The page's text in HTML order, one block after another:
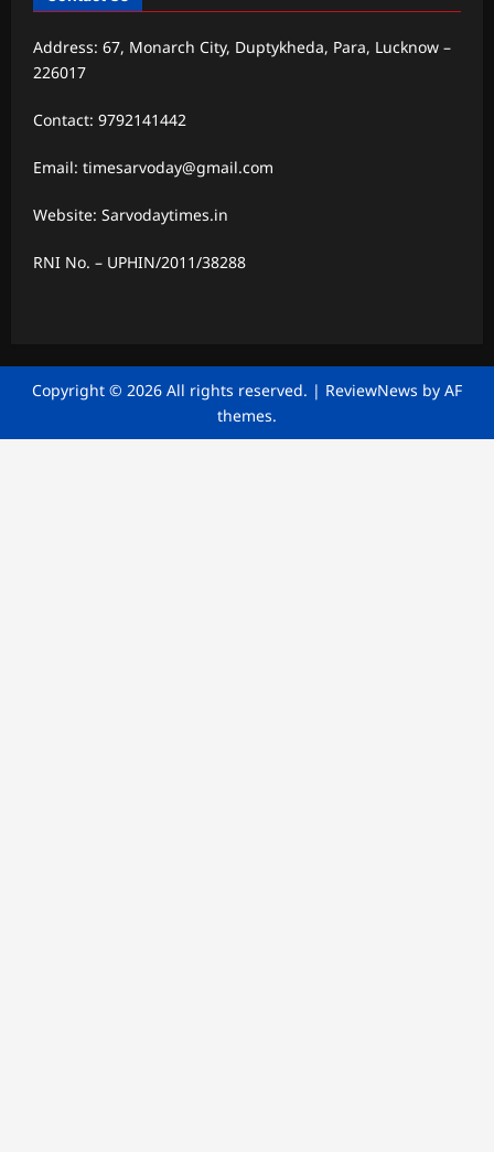
Address: 67, Monarch City, Duptykheda, Para, Lucknow –
226017
Contact: 9792141442
Email: timesarvoday@gmail.com
Website: Sarvodaytimes.in
RNI No. – UPHIN/2011/38288
Copyright © 2026 All rights reserved. | ReviewNews by AF
themes.